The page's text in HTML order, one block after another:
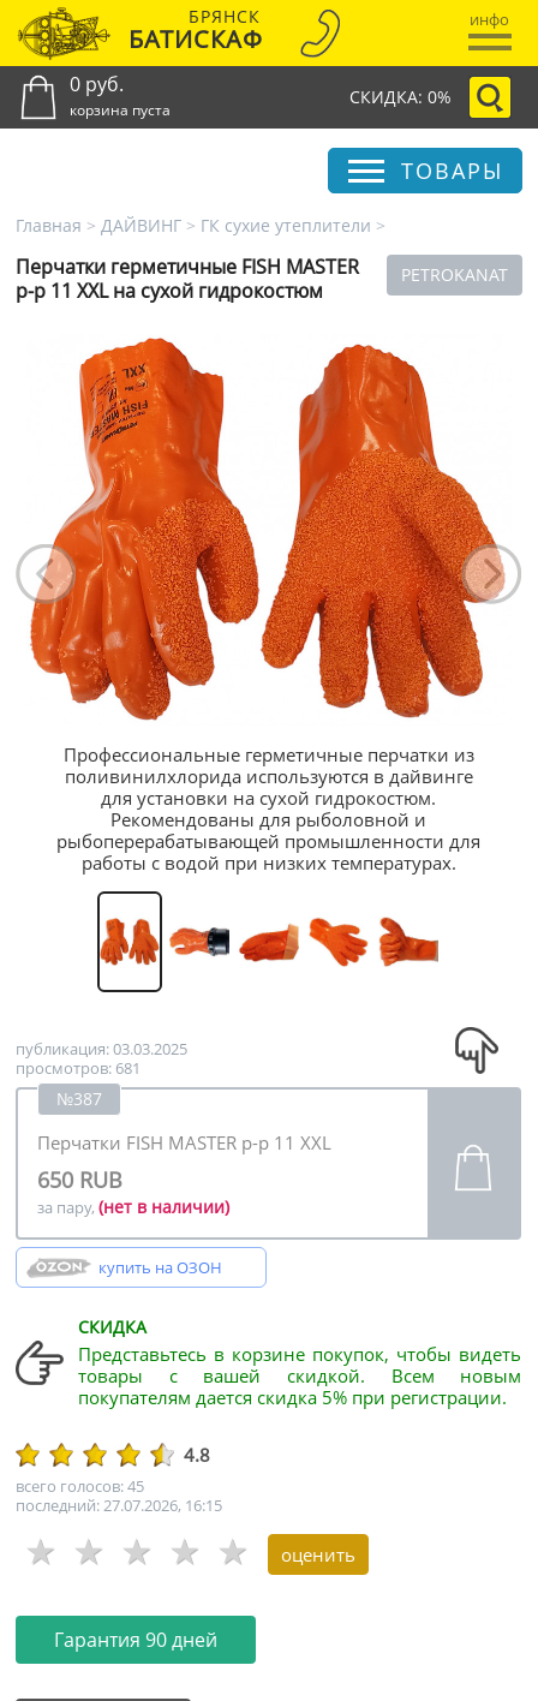
БРЯНСК
БАТИСКАФ
инфо
0 руб.
корзина пуста
СКИДКА: 0%
ТОВАРЫ
Главная > ДАЙВИНГ > ГК сухие утеплители >
PETROKANAT
Перчатки герметичные FISH MASTER
р-р 11 XXL на сухой гидрокостюм
Профессиональные герметичные перчатки из
поливинилхлорида используются в дайвинге
для установки на сухой гидрокостюм.
Рекомендованы для рыболовной и
рыбоперерабатывающей промышленности для
работы с водой при низких температурах.
публикация: 03.03.2025
просмотров: 681
№387
Перчатки FISH MASTER р-р 11 XXL
650 RUB
за пару,(нет в наличии)
купить на ОЗОН
СКИДКА
Представьтесь в корзине покупок, чтобы видеть
товары с вашей скидкой. Всем новым
покупателям дается скидка 5% при регистрации.
4.8
всего голосов: 45
последний: 27.07.2026, 16:15
Гарантия 90 дней